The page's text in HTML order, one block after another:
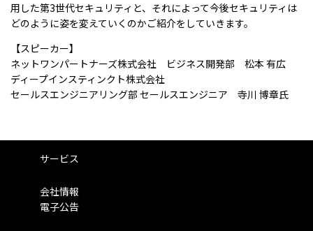
用した第3世代セキュリティと、それによって今後セキュリティは
どのように姿を変えていくのかご紹介をしていきます。
【スピーカー】
ネットワンパートナーズ株式会社 ビジネス開発部 松本 有広
ディープインスティンクト株式会社
セールスエンジニアリング部 セールスエンジニア 寺川 博章氏
サービス
会社情報
電子公告